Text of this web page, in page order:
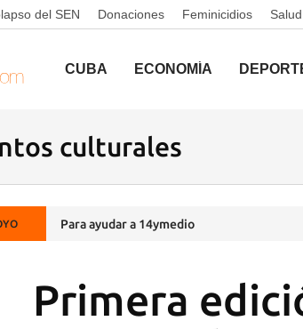
del SEN Donaciones Feminicidios Salud
CUBA ECONOMÍA
culturales
Para ayudar a 14ymedio
Primera